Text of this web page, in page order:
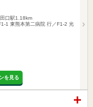
口駅1.18km
1 東熊本第二病院 行／F1-2 光
を見る